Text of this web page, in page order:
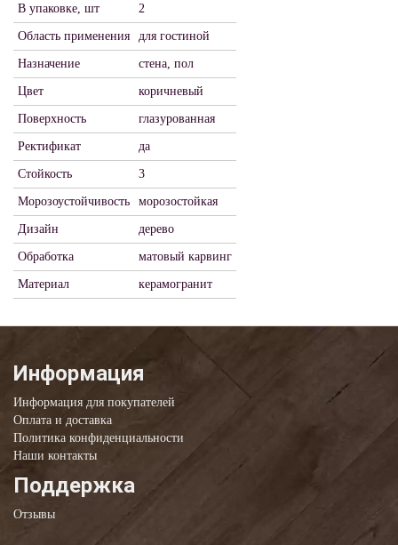
В упаковке, шт 2
Область применения для гостиной
Назначение стена, пол
Цвет коричневый
Поверхность глазурованная
Ректификат да
Стойкость 3
Морозоустойчивость морозостойкая
Дизайн дерево
Обработка матовый карвинг
Материал керамогранит
Информация
Информация для покупателей
Оплата и доставка
Политика конфиденциальности
Наши контакты
Поддержка
Отзывы